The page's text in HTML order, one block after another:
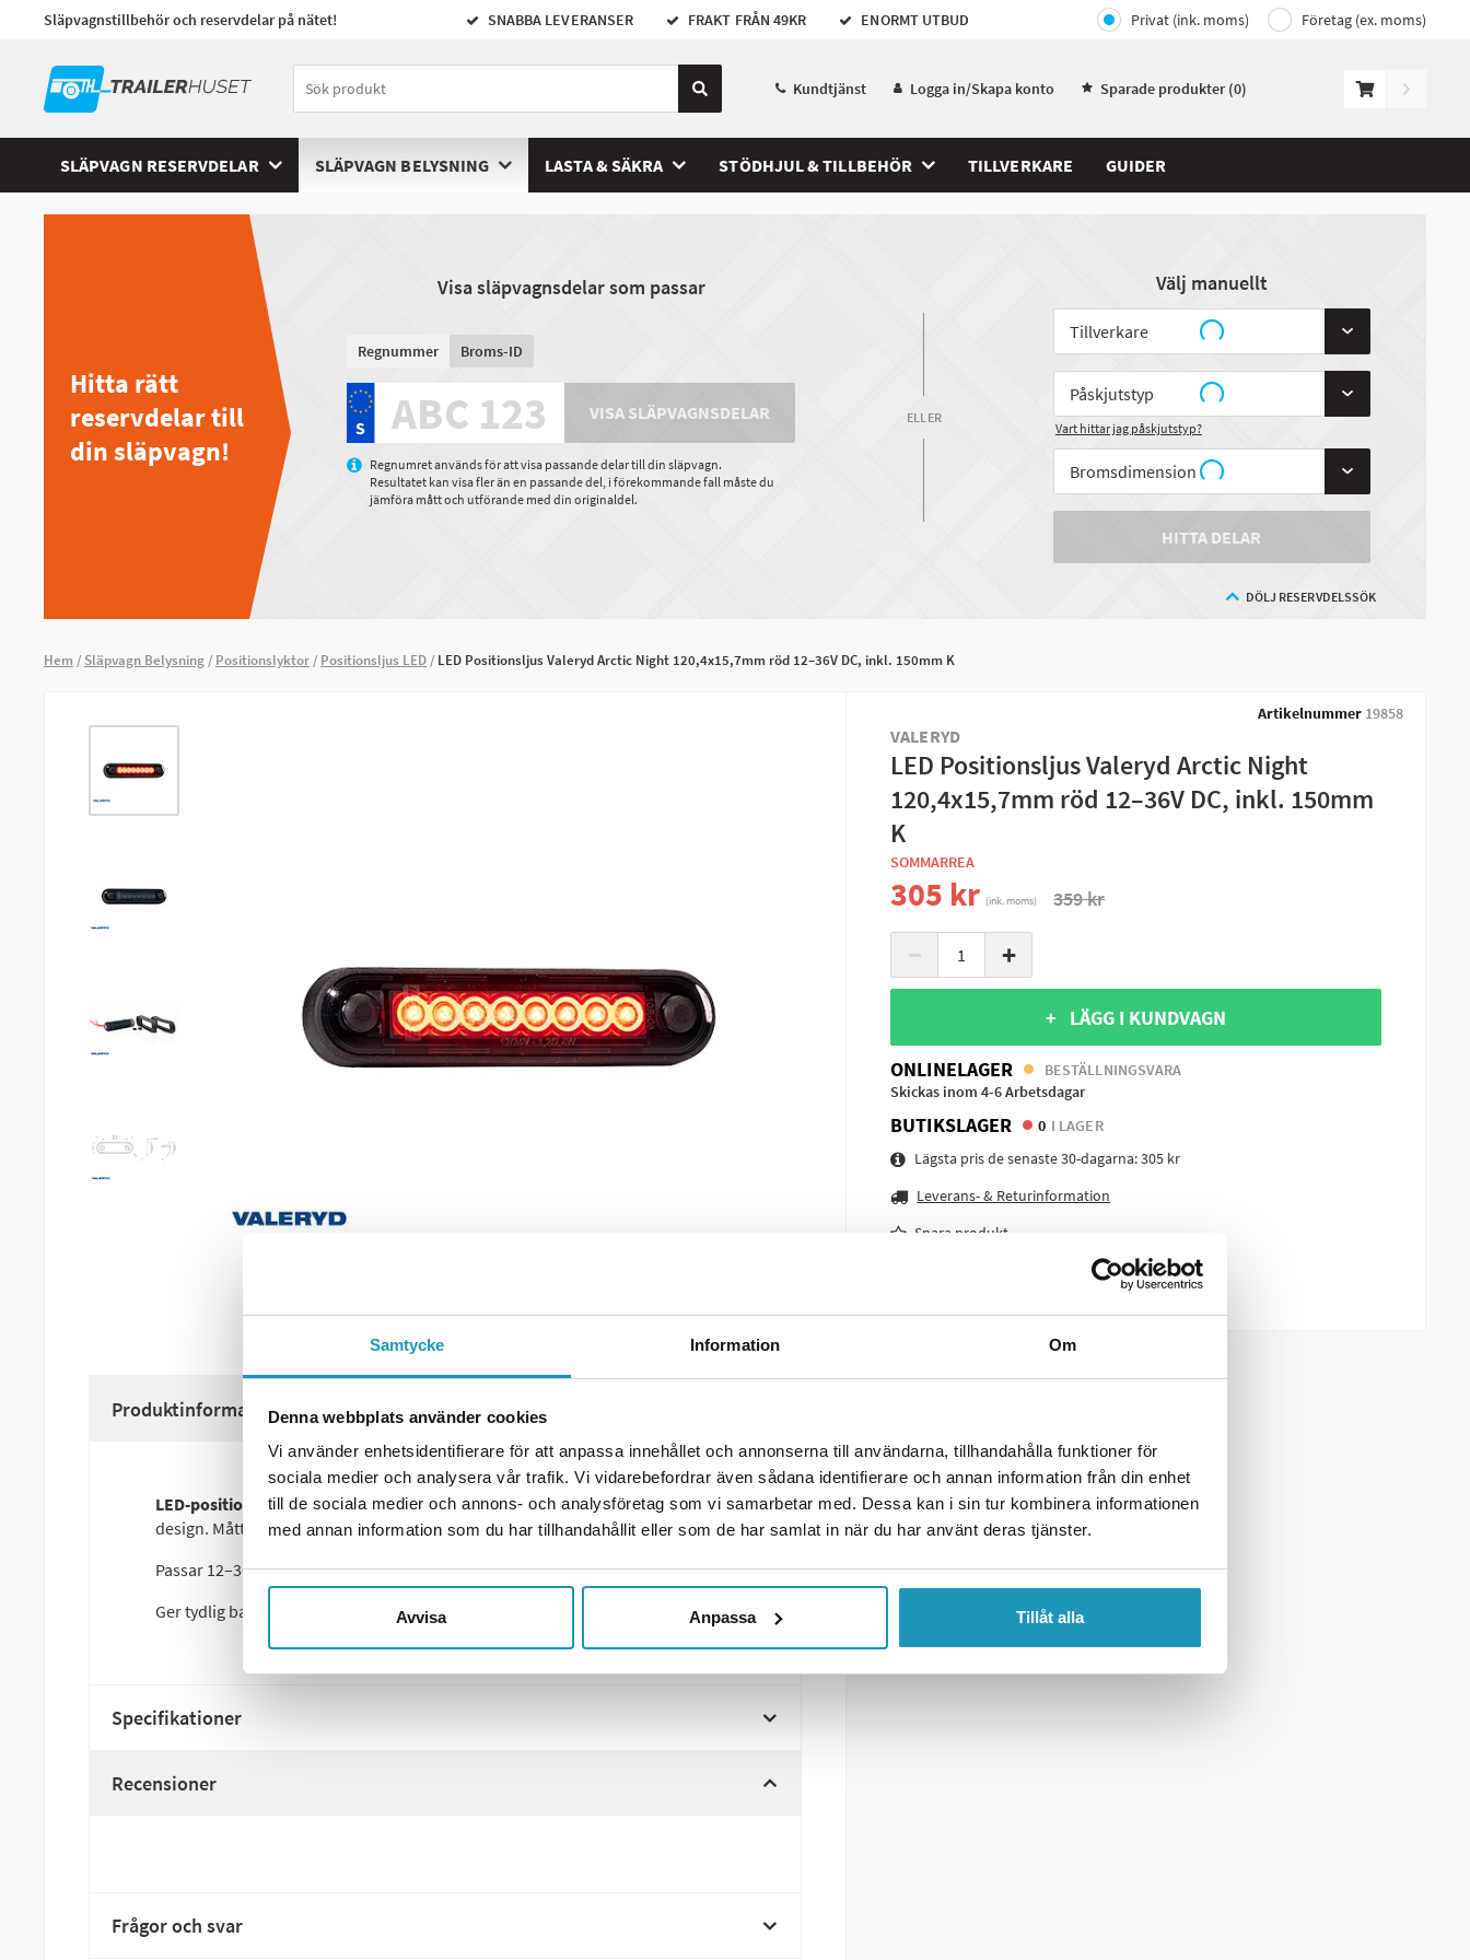
Samtycke Information Om
Denna webbplats använder cookies
Vi använder enhetsidentifierare för att anpassa innehållet och annonserna till användarna, tillhandahålla funktioner för
sociala medier och analysera vår trafik. Vi vidarebefordrar även sådana identifierare och annan information från din enhet
till de sociala medier och annons- och analysföretag som vi samarbetar med. Dessa kan i sin tur kombinera informationen
med annan information som du har tillhandahållit eller som de har samlat in när du har använt deras tjänster.
Avvisa Anpassa Tillåt alla
Släpvagnstillbehör och reservdelar på nätet! SNABBA LEVERANSER FRAKT FRÅN 49KR ENORMT UTBUD Privat (ink. moms) Företag (ex. moms)
Kundtjänst Logga in/Skapa konto Sparade produkter (0)
SLÄPVAGN RESERVDELAR SLÄPVAGN BELYSNING LASTA & SÄKRA STÖDHJUL & TILLBEHÖR TILLVERKARE GUIDER
Hitta rätt
reservdelar till
din släpvagn!
Visa släpvagnsdelar som passar
Regnummer Broms-ID
VISA SLÄPVAGNSDELAR
Regnumret används för att visa passande delar till din släpvagn.
Resultatet kan visa fler än en passande del, i förekommande fall måste du
jämföra mått och utförande med din originaldel.
ELLER
Välj manuellt
Vart hittar jag påskjutstyp?
HITTA DELAR
DÖLJ RESERVDELSSÖK
Hem Släpvagn Belysning Positionslyktor Positionsljus LED LED Positionsljus Valeryd Arctic Night 120,4x15,7mm röd 12–36V DC, inkl. 150mm K
Artikelnummer 19858
VALERYD
LED Positionsljus Valeryd Arctic Night
120,4x15,7mm röd 12–36V DC, inkl. 150mm
K
SOMMARREA
305 kr (ink. moms) 359 kr
− +
+ LÄGG I KUNDVAGN
ONLINELAGER
BESTÄLLNINGSVARA
Skickas inom 4-6 Arbetsdagar
BUTIKSLAGER 0 I LAGER
Lägsta pris de senaste 30-dagarna:305 kr
Leverans- & Returinformation
Spara produkt
Produktinformation
LED-positionsljus Valeryd Arctic Nighti rött – med en slimmad och stilren
design. Mått: 120,4 x 15,7 mm.
Passar 12–36V DC-system och levereras med150 mm kabel.
Ger tydlig bakre markering med starkt ljus.
Specifikationer
Recensioner
Frågor och svar